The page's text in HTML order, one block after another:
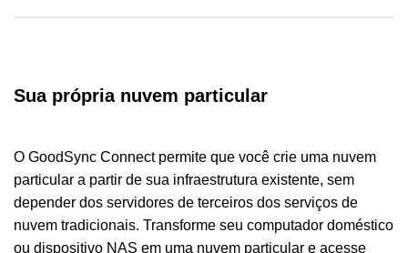
Sua própria nuvem particular
O GoodSync Connect permite que você crie uma nuvem
particular a partir de sua infraestrutura existente, sem
depender dos servidores de terceiros dos serviços de
nuvem tradicionais. Transforme seu computador doméstico
ou dispositivo NAS em uma nuvem particular e acesse